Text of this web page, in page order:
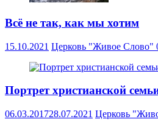
Всё не так, как мы хотим
15.10.2021 Церковь "Живое Слово"
Портрет христианской
06.03.201728.07.2021 Церковь